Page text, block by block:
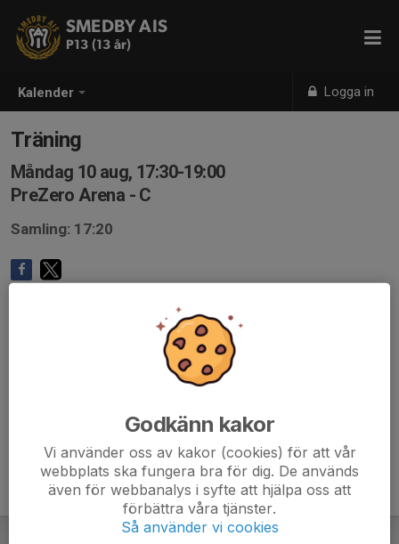
Kalender Logga in
SMEDBY AIS
P13 (13 år)
Träning
Måndag 10 aug, 17:30-19:00
PreZero Arena - C
Samling: 17:20
Endast kallade kan anmäla sig till aktiviteten. 38 personer är
Godkänn kakor
Vi använder oss av kakor (cookies) för att vår
webbplats ska fungera bra för dig. De används
även för webbanalys i syfte att hjälpa oss att
förbättra våra tjänster.
Så använder vi cookies